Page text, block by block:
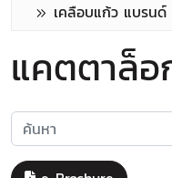
เคลือบแก้ว แบรนด์
แคตตาล็อ